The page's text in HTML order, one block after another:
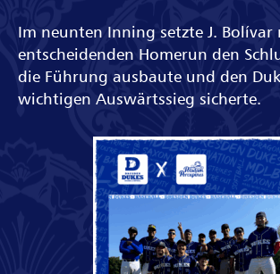
Im neunten Inning setzte J. Bolívar
entscheidenden Homerun den
die Führung ausbaute und den
wichtigen Auswärtssieg sicherte.